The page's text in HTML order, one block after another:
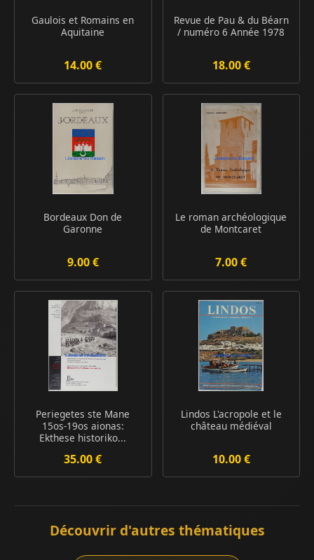
Gaulois et Romains en
Aquitaine
14.00 €
Revue de Pau & du Béarn
/ numéro 6 Année 1978
18.00 €
Bordeaux Don de
Garonne
9.00 €
Le roman archéologique
de Montcaret
7.00 €
Periegetes ste Mane
15os-19os aionas:
Ekthese historiko...
35.00 €
Lindos L'acropole et le
château médiéval
10.00 €
Découvrir d'autres thématiques